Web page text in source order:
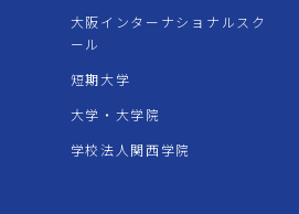
大阪インターナショナルスク
ール
短期大学
大学・大学院
学校法人関西学院